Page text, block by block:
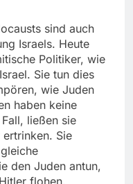
sind auch
Israels. Heute
Politiker, wie
Sie tun dies
wie Juden
haben keine
ließen sie
Sie
den Juden antun,